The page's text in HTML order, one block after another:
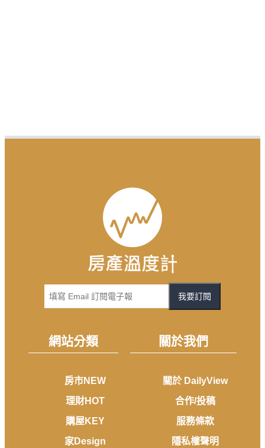
我要訂閱
網站分類
房市NEW
理財HOT
購屋KEY
家Design
關於我們
關於 DailyView
合作/投稿
服務條款
隱私權聲明